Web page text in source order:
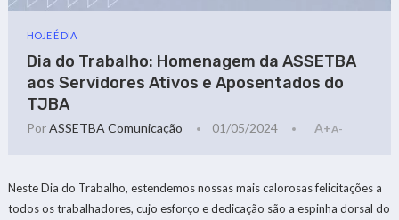
HOJE É DIA
Dia do Trabalho: Homenagem da ASSETBA
aos Servidores Ativos e Aposentados do
TJBA
PorASSETBA Comunicação 01/05/2024 A+A-
Neste Dia do Trabalho, estendemos nossas mais calorosas felicitações a
todos os trabalhadores, cujo esforço e dedicação são a espinha dorsal do